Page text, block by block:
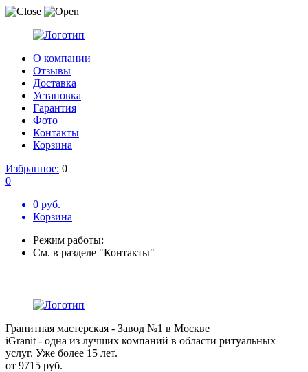
О компании
Отзывы
Доставка
Установка
Гарантия
Фото
Контакты
Корзина
Избранное: 0
0
0 руб.
Корзина
Режим работы:
См. в разделе "Контакты"
Гранитная мастерская - Завод №1 в Москве
iGranit - одна из лучших компаний в области ритуальных
услуг. Уже более 15 лет.
от 9715 руб.